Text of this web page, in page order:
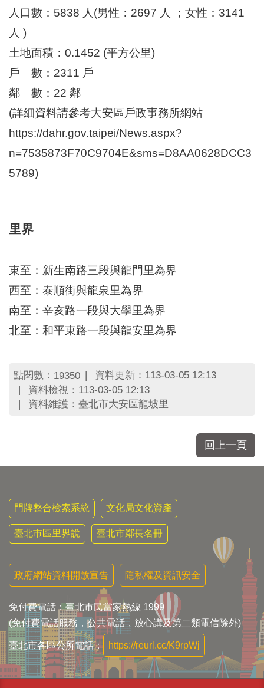
文
化
局
化
資
產
北
市
里
臺
北
長
冊
人口數：5838 人(男性：2697 人 ；女性：3141
人 )
土地面積：0.1452 (平方公里)
戶 數：2311 戶
鄰 數：22 鄰
(詳細資料請參考大安區戶政事務所網站
https://dahr.gov.taipei/News.aspx?
n=7535873F70C9704E&sms=D8AA0628DCC3
5789)
里界
東至：新生南路三段與龍門里為界
西至：泰順街與龍泉里為界
南至：辛亥路一段與大學里為界
北至：和平東路一段與龍安里為界
點閱數： 19350
資料更新：113-03-05 12:13
資料檢視：113-03-05 12:13
資料維護：臺北市大安區龍坡里
回上一頁
門牌整合檢索系統 文化局文化資產
臺北市區里界說 臺北市鄰長名冊
政府網站資料開放宣告 隱私權及資訊安全
免付費電話：臺北市民當家熱線 1999
(免付費電話服務，公共電話，放心講及第二類電信除外)
臺北市各區公所電話： https://reurl.cc/K9rpWj